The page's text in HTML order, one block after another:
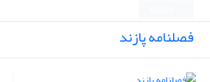
فصلنامه پازند